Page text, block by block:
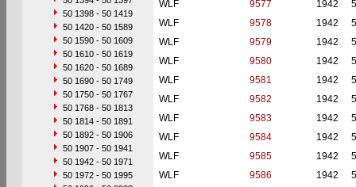
50 1398 - 50 1419
50 1420 - 50 1589
50 1590 - 50 1609
50 1610 - 50 1619
50 1620 - 50 1689
50 1690 - 50 1749
50 1750 - 50 1767
50 1768 - 50 1813
50 1814 - 50 1891
50 1892 - 50 1906
50 1907 - 50 1941
50 1942 - 50 1971
50 1972 - 50 1995
WLF
9577 1942
WLF
9578 1942
WLF
9579 1942
WLF
9580 1942
WLF
9581 1942
WLF
9582 1942
WLF
9583 1942
WLF
9584 1942
WLF
9585 1942
WLF
9586 1942